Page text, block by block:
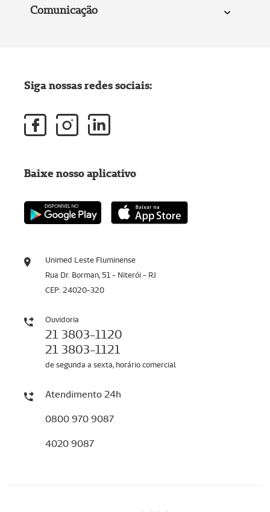
Comunicação
Unimed Leste Fluminense
Rua Dr. Borman, 51 - Niterói - RJ
CEP: 24020-320
Ouvidoria
21 3803-1120
21 3803-1121
de segunda a sexta, horário comercial
Atendimento 24h
0800 970 9087
4020 9087
Siga nossas redes sociais:
Baixe nosso aplicativo